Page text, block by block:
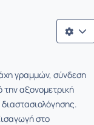
γραμμών, σύνδεση
αξονομετρική
στο